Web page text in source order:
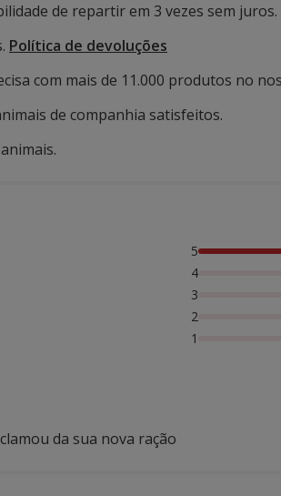
de repartir em 3 vezes sem juros.
Política de devoluções
com mais de 11.000 produtos no
de companhia satisfeitos.
5
4
3
2
1
da sua nova ração